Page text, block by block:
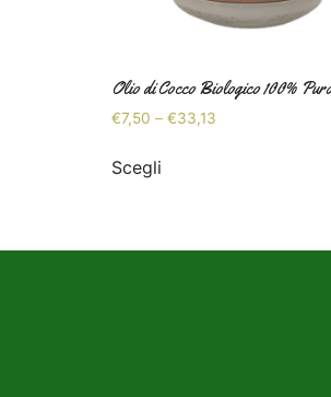
Olio di Cocco Biologico 100%
€7,50 – €33,13
Scegli